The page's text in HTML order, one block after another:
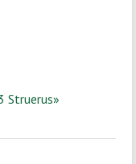
Struerus»